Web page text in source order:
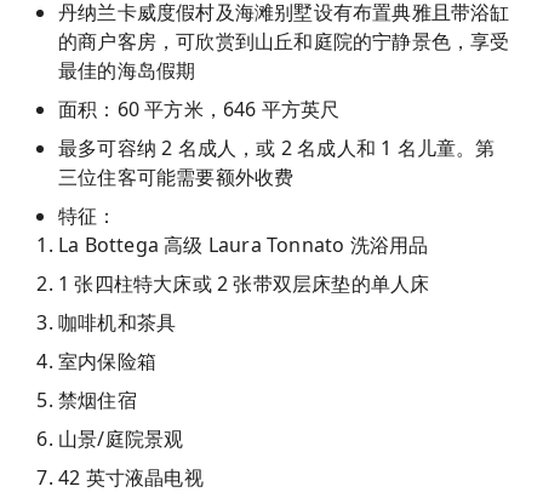
丹纳兰卡威度假村及海滩别墅设有布置典雅且带浴缸
的商户客房，可欣赏到山丘和庭院的宁静景色，享受
最佳的海岛假期
面积：60 平方米，646 平方英尺
最多可容纳 2 名成人，或 2 名成人和 1 名儿童。第
三位住客可能需要额外收费
特征：
La Bottega 高级 Laura Tonnato 洗浴用品
1 张四柱特大床或 2 张带双层床垫的单人床
咖啡机和茶具
室内保险箱
禁烟住宿
山景/庭院景观
42 英寸液晶电视